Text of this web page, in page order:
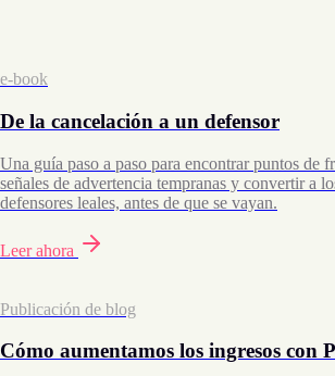
e-book
De la cancelación a un defensor
Una guía paso a paso para encontrar puntos de
señales de advertencia tempranas y convertir a
defensores leales, antes de que se vayan.
Leer ahora
Publicación de blog
Cómo aumentamos los ingresos con